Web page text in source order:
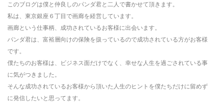
このブログは僕と仲良しのパンダ君と二人で書かせて頂きます。
私は、東京銀座６丁目で画廊を経営しています。
画廊という仕事柄、成功されているお客様に出会います。
パンダ君は、富裕層向けの保険を扱っているので成功されている方がお客様
です。
僕たちのお客様は、ビジネス面だけでなく、幸せな人生を過ごされている事
に気がつきました。
そんな成功されているお客様から頂いた人生のヒントを僕たちだけに留めず
に発信したいと思ってます。